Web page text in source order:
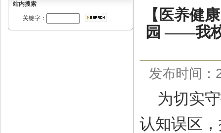
站内搜索
关键字：
【医养健
园 ——我
发布时间：
为切实
认知误区